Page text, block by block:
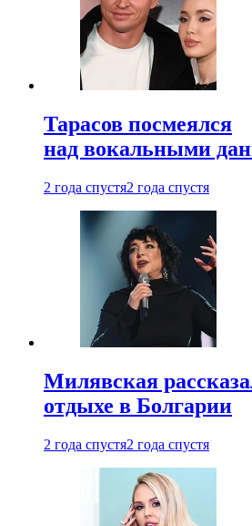
Тарасов посмеялся
над вокальными
2 года спустя2 года спустя
Милявская
отдыхе в Болгарии
2 года спустя2 года спустя